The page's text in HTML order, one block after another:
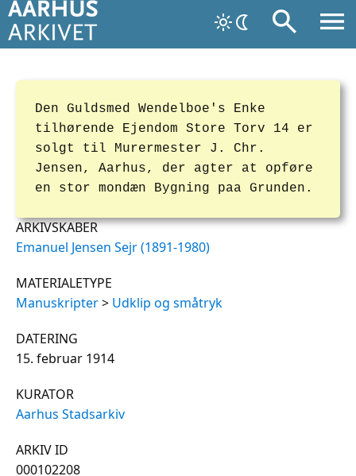
Den Guldsmed Wendelboe's Enke
tilhørende Ejendom Store Torv 14 er
solgt til Murermester J. Chr.
Jensen, Aarhus, der agter at opføre
en stor mondæn Bygning paa Grunden.
ARKIVSKABER
Emanuel Jensen Sejr (1891-1980)
MATERIALETYPE
Manuskripter> Udklip og småtryk
DATERING
15. februar 1914
KURATOR
Aarhus Stadsarkiv
ARKIV ID
000102208